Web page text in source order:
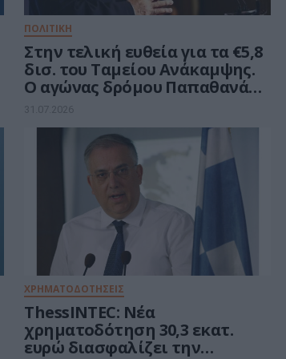
ΠΟΛΙΤΙΚΗ
Στην τελική ευθεία για τα €5,8
δισ. του Ταμείου Ανάκαμψης.
Ο αγώνας δρόμου Παπαθανάση
και το μήνυμα Μαξίμου στους
υπουργούς
31.07.2026
ΧΡΗΜΑΤΟΔΟΤΗΣΕΙΣ
ThessINTEC: Νέα
χρηματοδότηση 30,3 εκατ.
ευρώ διασφαλίζει την